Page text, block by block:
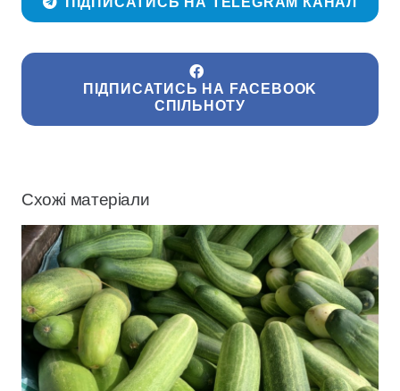
ПІДПИСАТИСЬ НА FACEBOOK
СПІЛЬНОТУ
Схожі матеріали